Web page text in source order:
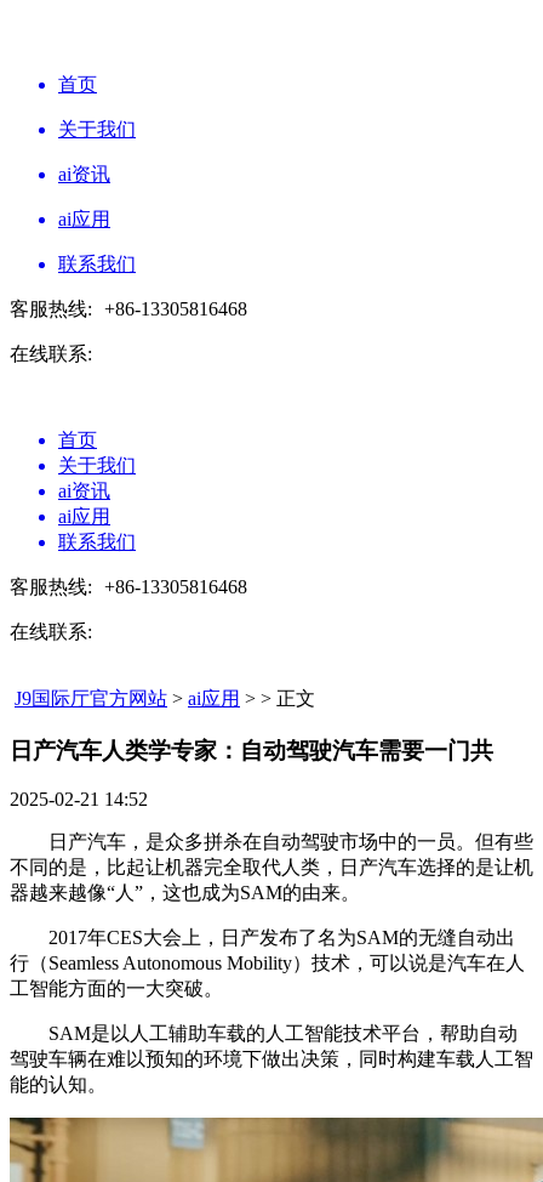
首页
关于我们
ai资讯
ai应用
联系我们
客服热线: +86-13305816468
在线联系:
首页
关于我们
ai资讯
ai应用
联系我们
客服热线: +86-13305816468
在线联系:
J9国际厅官方网站 > ai应用 > > 正文
日产汽车人类学专家：自动驾驶汽车需要一门共​
2025-02-21 14:52
日产汽车，是众多拼杀在自动驾驶市场中的一员。但有些
不同的是，比起让机器完全取代人类，日产汽车选择的是让机
器越来越像“人”，这也成为SAM的由来。
2017年CES大会上，日产发布了名为SAM的无缝自动出
行（Seamless Autonomous Mobility）技术，可以说是汽车在人
工智能方面的一大突破。
SAM是以人工辅助车载的人工智能技术平台，帮助自动
驾驶车辆在难以预知的环境下做出决策，同时构建车载人工智
能的认知。